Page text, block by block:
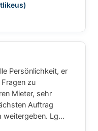
Transaktionen
Persönlichkeit, er
zu
Mieter, sehr
Auftrag
weitergeben. Lg